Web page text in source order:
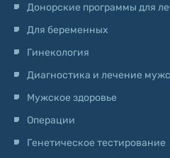
Донорские программы для
Для беременных
Гинекология
Диагностика и лечение
Мужское здоровье
Операции
Генетическое тестирование